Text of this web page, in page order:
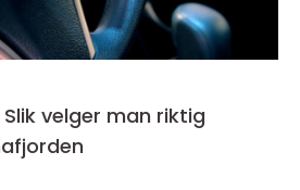
velger man riktig